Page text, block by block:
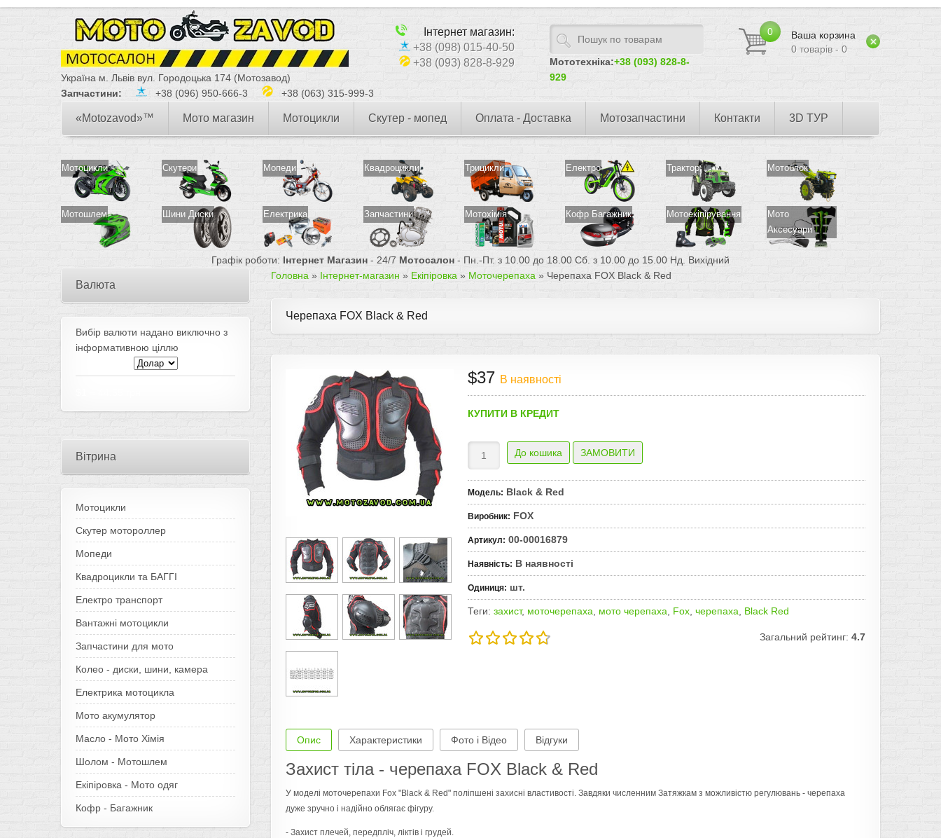
0
Ваша корзина
0 товарів - 0
Мототехніка:+38 (093) 828-8-
929
Інтернет магазин:
+38 (098) 015-40-50
+38 (093) 828-8-929
Україна м. Львів вул. Городоцька 174 (Мотозавод)
Запчастини:
+38 (096) 950-666-3 +38 (063) 315-999-3
«Motozavod»™ Мото магазин Мотоцикли Скутер - мопед Оплата - Доставка Мотозапчастини Контакти 3D ТУР
Мотоцикли Скутери Мопеди Квадроцикли Трицикли Електро Трактор Мотоблок
Мотошлем Шини Диски Електрика Запчастини Мотохімія Кофр Багажник Мотоекіпірування
Мото
Аксесуари
Графік роботи: Інтернет Магазин - 24/7 Мотосалон - Пн.-Пт. з 10.00 до 18.00 Сб. з 10.00 до 15.00 Нд. Вихідний
Головна » Інтернет-магазин » Екіпіровка » Моточерепаха » Черепаха FOX Black & Red
Черепаха FOX Black & Red
$37 В наявності
КУПИТИ В КРЕДИТ
Модель: Black & Red
Виробник: FOX
Артикул: 00-00016879
Наявність: В наявності
Одиниця: шт.
Теги: захист, моточерепаха мото черепаха Fox черепаха Black Red
Загальний рейтинг: 4.7
Опис Характеристики Фото і Відео Відгуки
Захист тіла - черепаха FOX Black & Red
У моделі моточерепахи Fox "Black & Red" поліпшені захисні властивості. Завдяки численним Затяжкам з можливістю регулювань - черепаха
дуже зручно і надійно облягає фігуру.
- Захист плечей, передпліч, ліктів і грудей.
Валюта
Вибір валюти надано виключно з
інформативною ціллю
Вітрина
Мотоцикли
Скутер мотороллер
Мопеди
Квадроцикли та БАГГІ
Електро транспорт
Вантажні мотоцикли
Запчастини для мото
Колео - диски, шини, камера
Електрика мотоцикла
Мото акумулятор
Масло - Мото Хімія
Шолом - Мотошлем
Екіпіровка - Мото одяг
Кофр - Багажник